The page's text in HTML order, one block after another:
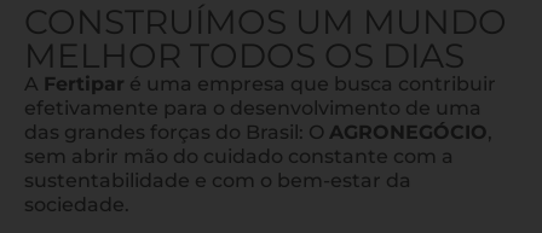
CONSTRUÍMOS UM MUNDO
MELHOR TODOS OS DIAS
A Fertipar é uma empresa que busca contribuir
efetivamente para o desenvolvimento de uma
das grandes forças do Brasil: O AGRONEGÓCIO,
sem abrir mão do cuidado constante com a
sustentabilidade e com o bem-estar da
sociedade.